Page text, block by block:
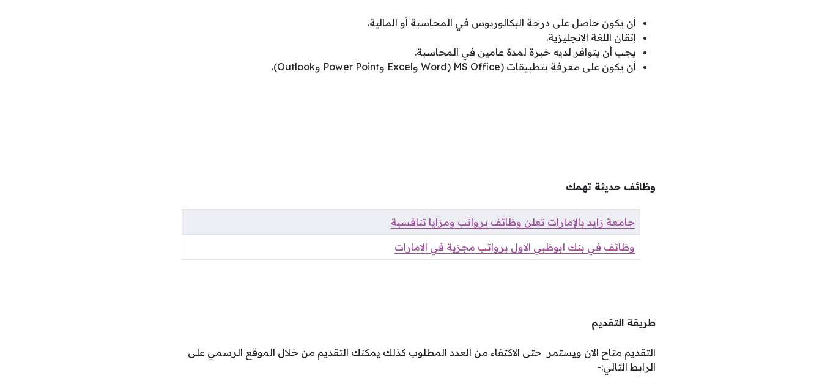
أن يكون حاصل على درجة البكالوريوس في المحاسبة أو المالية.
إتقان اللغة الإنجليزية.
يجب أن يتوافر لديه خبرة لمدة عامين في المحاسبة.
أن يكون على معرفة بتطبيقات (MS Office (Word وExcel وPower Point وOutlook).
وظائف حديثة تهمك
جامعة زايد بالإمارات تعلن وظائف برواتب ومزايا تنافسية
وظائف في بنك ابوظبي الاول برواتب مجزية في الامارات
طريقة التقديم
التقديم متاح الان ويستمر حتى الاكتفاء من العدد المطلوب كذلك يمكنك التقديم من خلال الموقع الرسمي على
الرابط التالي:-